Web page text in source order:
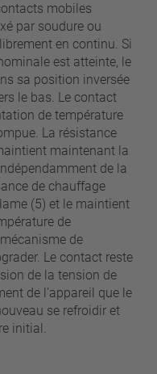
mobiles
par soudure ou
en continu. Si
est atteinte, le
sa position inversée
le bas. Le contact
de température
La résistance
maintenant la
de la
de chauffage
(5) et le maintient
de
de
Le contact reste
de la tension de
de l’appareil que le
se refroidir et
initial.